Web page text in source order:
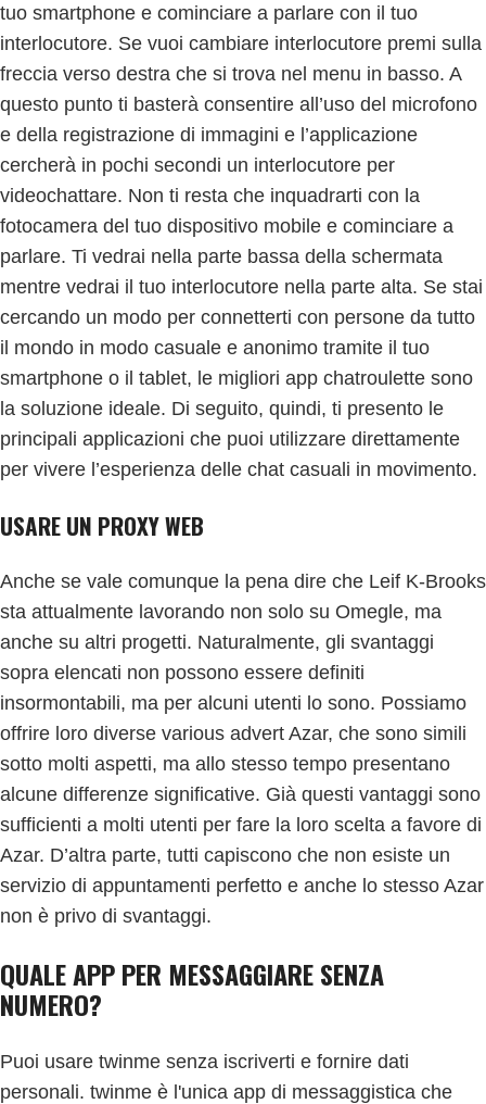
tuo smartphone e cominciare a parlare con il tuo
interlocutore. Se vuoi cambiare interlocutore premi sulla
freccia verso destra che si trova nel menu in basso. A
questo punto ti basterà consentire all’uso del microfono
e della registrazione di immagini e l’applicazione
cercherà in pochi secondi un interlocutore per
videochattare. Non ti resta che inquadrarti con la
fotocamera del tuo dispositivo mobile e cominciare a
parlare. Ti vedrai nella parte bassa della schermata
mentre vedrai il tuo interlocutore nella parte alta. Se stai
cercando un modo per connetterti con persone da tutto
il mondo in modo casuale e anonimo tramite il tuo
smartphone o il tablet, le migliori app chatroulette sono
la soluzione ideale. Di seguito, quindi, ti presento le
principali applicazioni che puoi utilizzare direttamente
per vivere l’esperienza delle chat casuali in movimento.
USARE UN PROXY WEB
Anche se vale comunque la pena dire che Leif K-Brooks
sta attualmente lavorando non solo su Omegle, ma
anche su altri progetti. Naturalmente, gli svantaggi
sopra elencati non possono essere definiti
insormontabili, ma per alcuni utenti lo sono. Possiamo
offrire loro diverse various advert Azar, che sono simili
sotto molti aspetti, ma allo stesso tempo presentano
alcune differenze significative. Già questi vantaggi sono
sufficienti a molti utenti per fare la loro scelta a favore di
Azar. D’altra parte, tutti capiscono che non esiste un
servizio di appuntamenti perfetto e anche lo stesso Azar
non è privo di svantaggi.
QUALE APP PER MESSAGGIARE SENZA
NUMERO?
Puoi usare twinme senza iscriverti e fornire dati
personali. twinme è l'unica app di messaggistica che